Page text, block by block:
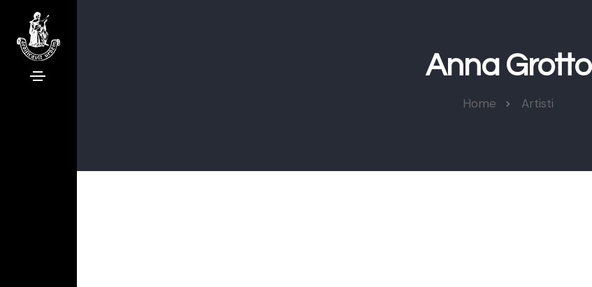
Anna Grotto
Home Artisti